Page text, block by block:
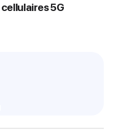
cellulaires 5G